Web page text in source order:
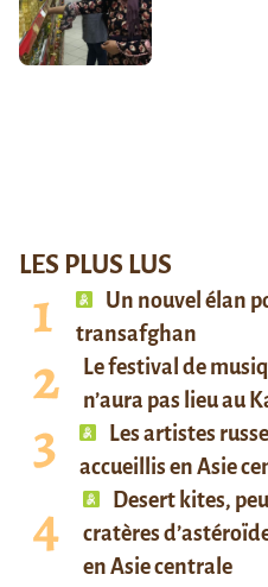
LES PLUS LUS
Un nouvel élan
transafghan
Le festival de
n’aura pas lieu au
Les artistes
accueillis en Asie
Desert kites,
cratères
en Asie centrale